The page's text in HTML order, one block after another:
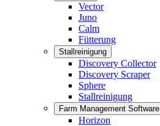
Vector
Juno
Calm
Fütterung
Stallreinigung
Discovery Collector
Discovery Scraper
Sphere
Stallreinigung
Farm Management Software
Horizon